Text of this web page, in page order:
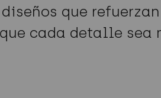
que
cada detalle sea